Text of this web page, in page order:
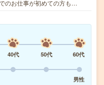
のお仕事が初めての方も…
40代 50代
60代
男性